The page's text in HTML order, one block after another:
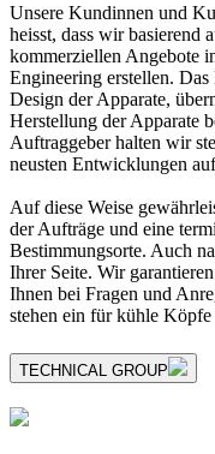
Unsere Kundinnen und
heisst, dass wir basierend
kommerziellen Angebote
Engineering erstellen.
Design der Apparate,
Herstellung der Apparate
Auftraggeber halten wir
neusten Entwicklungen
Auf diese Weise
der Aufträge und eine
Bestimmungsorte. Auch
Ihrer Seite. Wir
Ihnen bei Fragen und
stehen ein für kühle
TECHNICAL GROUP